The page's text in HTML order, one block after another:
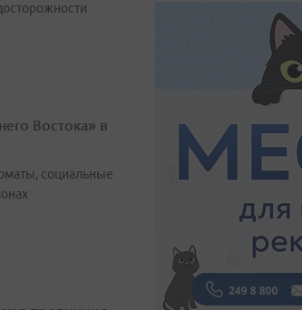
Востока» в
социальные